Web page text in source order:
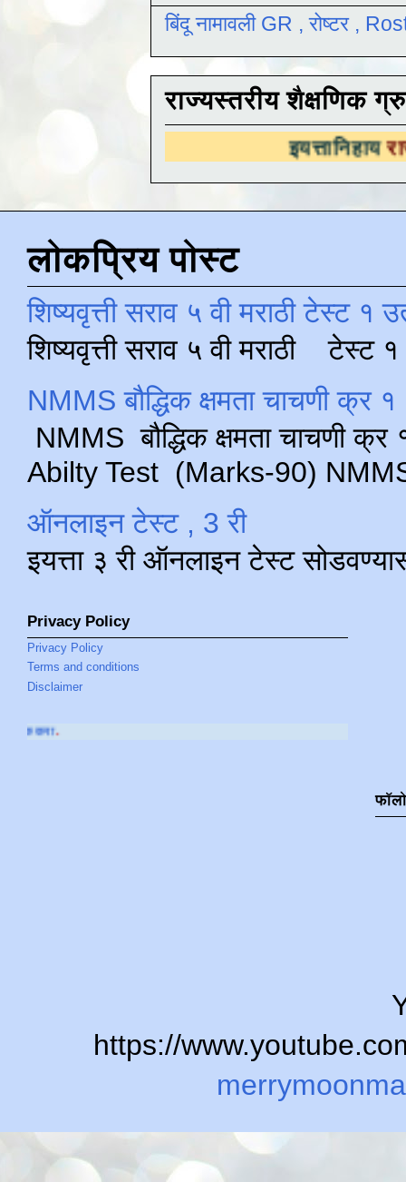
बिंदू नामावली GR , रोष्टर ,
राज्यस्तरीय शैक्षणिक
राज्यस्तरीय
लोकप्रिय पोस्ट
शिष्यवृत्ती सराव ५ वी मराठी टेस्ट १
शिष्यवृत्ती सराव ५ वी मराठी टेस्ट
NMMS बौद्धिक क्षमता चाचणी क्र
NMMS बौद्धिक क्षमता चाचणी
Abilty Test (Marks-90) NMMS
ऑनलाइन टेस्ट , 3 री
इयत्ता ३ री ऑनलाइन टेस्ट
Privacy Policy
Privacy Policy
Terms and conditions
Disclaimer
https://